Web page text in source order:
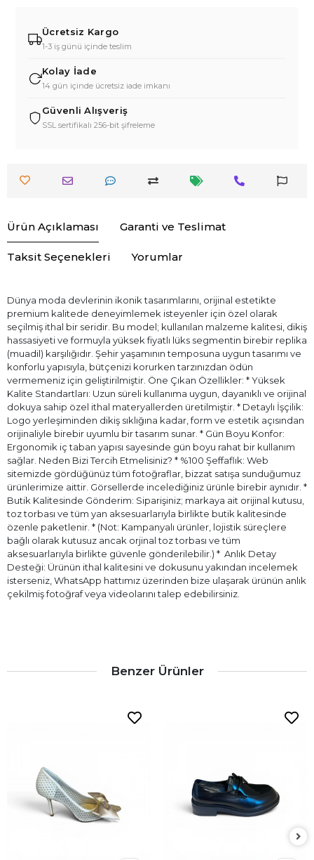
Ücretsiz Kargo
1-3 iş günü içinde teslim
Kolay İade
14 gün içinde ücretsiz iade imkanı
Güvenli Alışveriş
SSL sertifikalı 256-bit şifreleme
Ürün Açıklaması Garanti ve Teslimat
Taksit Seçenekleri Yorumlar
Dünya moda devlerinin ikonik tasarımlarını, orijinal estetikte
premium kalitede deneyimlemek isteyenler için özel olarak
seçilmiş ithal bir seridir. Bu model; kullanılan malzeme kalitesi, dikiş
hassasiyeti ve formuyla yüksek fiyatlı lüks segmentin birebir replika
(muadil) karşılığıdır. Şehir yaşamının temposuna uygun tasarımı ve
konforlu yapısıyla, bütçenizi korurken tarzınızdan ödün
vermemeniz için geliştirilmiştir. Öne Çıkan Özellikler: * Yüksek
Kalite Standartları: Uzun süreli kullanıma uygun, dayanıklı ve orijinal
dokuya sahip özel ithal materyallerden üretilmiştir. * Detaylı İşçilik:
Logo yerleşiminden dikiş sıklığına kadar, form ve estetik açısından
orijinaliyle birebir uyumlu bir tasarım sunar. * Gün Boyu Konfor:
Ergonomik iç taban yapısı sayesinde gün boyu rahat bir kullanım
sağlar. Neden Bizi Tercih Etmelisiniz? * %100 Şeffaflık: Web
sitemizde gördüğünüz tüm fotoğraflar, bizzat satışa sunduğumuz
ürünlerimize aittir. Görsellerde incelediğiniz ürünle birebir aynıdır. *
Butik Kalitesinde Gönderim: Siparişiniz; markaya ait orijinal kutusu,
toz torbası ve tüm yan aksesuarlarıyla birlikte butik kalitesinde
özenle paketlenir. * (Not: Kampanyalı ürünler, lojistik süreçlere
bağlı olarak kutusuz ancak orjinal toz torbası ve tüm
aksesuarlarıyla birlikte güvenle gönderilebilir.) * ⁠ Anlık Detay
Desteği: Ürünün ithal kalitesini ve dokusunu yakından incelemek
isterseniz, WhatsApp hattımız üzerinden bize ulaşarak ürünün anlık
çekilmiş fotoğraf veya videolarını talep edebilirsiniz.
Benzer Ürünler